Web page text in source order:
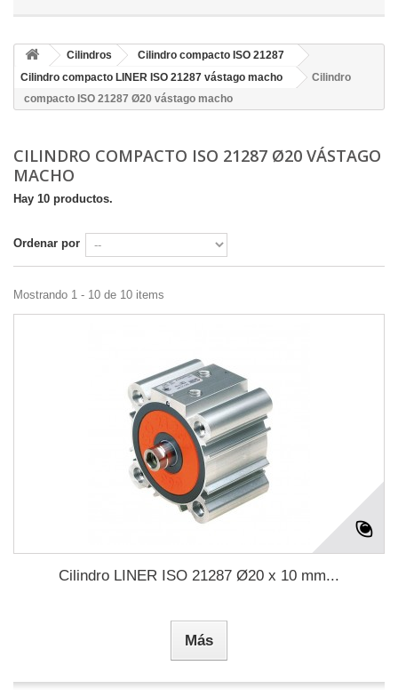
Cilindros
Cilindro compacto ISO 21287
Cilindro compacto LINER ISO 21287 vástago macho
Cilindro
compacto ISO 21287 Ø20 vástago macho
CILINDRO COMPACTO ISO 21287 Ø20 VÁSTAGO
MACHO
Hay 10 productos.
Ordenar por
Mostrando 1 - 10 de 10 items
Cilindro LINER ISO 21287 Ø20 x 10 mm...
Más